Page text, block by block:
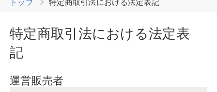
特定商取引法における法定表
記
運営販売者